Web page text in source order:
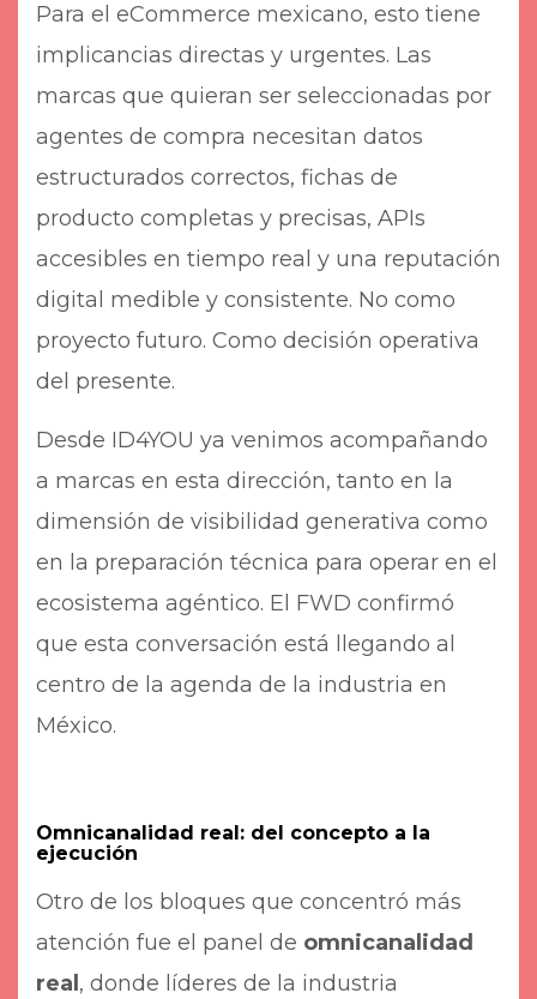
Para el eCommerce mexicano, esto tiene
implicancias directas y urgentes. Las
marcas que quieran ser seleccionadas por
agentes de compra necesitan datos
estructurados correctos, fichas de
producto completas y precisas, APIs
accesibles en tiempo real y una reputación
digital medible y consistente. No como
proyecto futuro. Como decisión operativa
del presente.
Desde ID4YOU ya venimos acompañando
a marcas en esta dirección, tanto en la
dimensión de visibilidad generativa como
en la preparación técnica para operar en el
ecosistema agéntico. El FWD confirmó
que esta conversación está llegando al
centro de la agenda de la industria en
México.
Omnicanalidad real: del concepto a la
ejecución
Otro de los bloques que concentró más
atención fue el panel de omnicanalidad
real , donde líderes de la industria